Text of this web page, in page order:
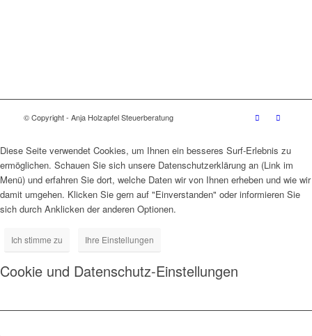
© Copyright - Anja Holzapfel Steuerberatung
Diese Seite verwendet Cookies, um Ihnen ein besseres Surf-Erlebnis zu
ermöglichen. Schauen Sie sich unsere Datenschutzerklärung an (Link im
Menü) und erfahren Sie dort, welche Daten wir von Ihnen erheben und wie wir
damit umgehen. Klicken Sie gern auf "Einverstanden" oder informieren Sie
sich durch Anklicken der anderen Optionen.
Ich stimme zu Ihre Einstellungen
Cookie und Datenschutz-Einstellungen